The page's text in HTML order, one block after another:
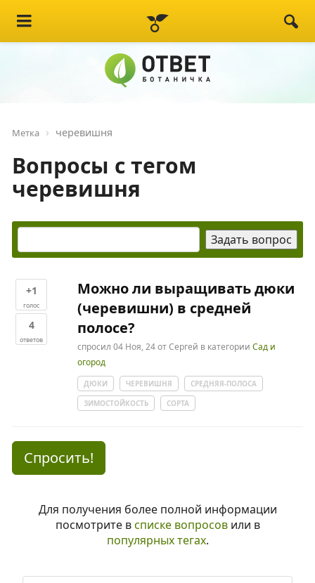
Метка черевишня
Вопросы с тегом
черевишня
+1
голос
4
ответов
Можно ли выращивать дюки
(черевишни) в средней
полосе?
спросил 04 Ноя, 24отСергей в категорииСад и
огород
ДЮКИ ЧЕРЕВИШНЯ
СРЕДНЯЯ-ПОЛОСА
ЗИМОСТОЙКОСТЬ
СОРТА
Спросить!
Для получения более полной информации
посмотрите всписке вопросовили в
популярных тегах.